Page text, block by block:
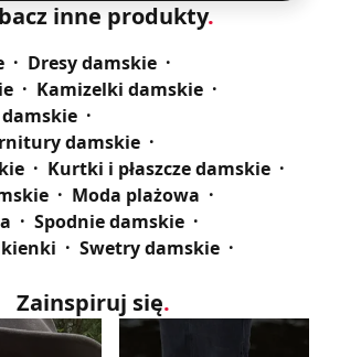
inne produkty.
Dresy damskie
Kamizelki damskie
damskie
Kurtki i płaszcze damskie
Moda plażowa
Spodnie damskie
Swetry damskie
Zainspiruj się.